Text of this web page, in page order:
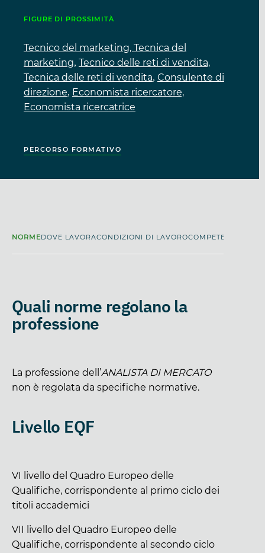
per l’organizzazione del Piano di marketing e
Realizza valutazioni dei profitti e proiezione
dei volumi di vendita.
FIGURE DI PROSSIMITÀ
Tecnico del marketing, Tecnica del
marketing, Tecnico delle reti di vendita,
Tecnica delle reti di vendita, Consulente di
direzione, Economista ricercatore,
Economista ricercatrice
PERCORSO FORMATIVO
NORMEDOVE LAVORACONDIZIONI DI LAVOROCOMPETENZE
Quali norme regolano la
professione
La professione dell’ANALISTA DI MERCATO
non è regolata da specifiche normative.
Livello EQF
VI livello del Quadro Europeo delle
Qualifiche, corrispondente al primo ciclo dei
titoli accademici
VII livello del Quadro Europeo delle
Qualifiche, corrispondente al secondo ciclo